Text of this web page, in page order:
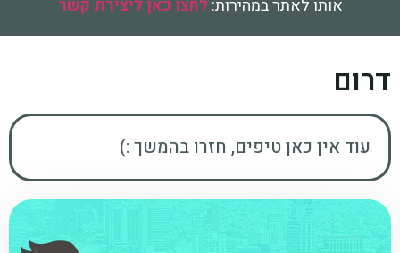
אותו לאתר במהירות:לחצו כאן ליצירת קשר
דרום
עוד אין כאן טיפים, חזרו בהמשך :)